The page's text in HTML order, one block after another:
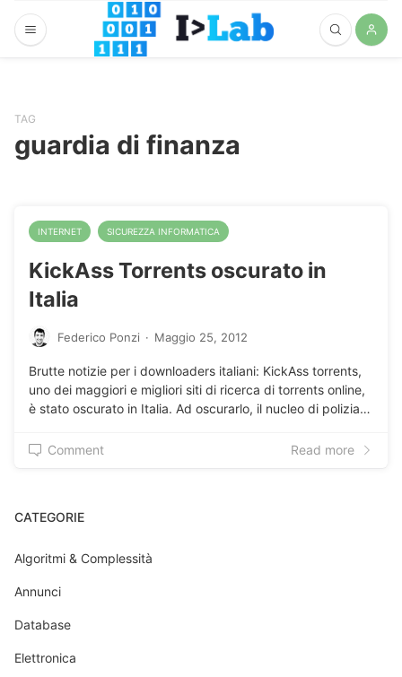
TAG
guardia di finanza
INTERNET SICUREZZA INFORMATICA
KickAss Torrents oscurato in
Italia
Federico Ponzi · Maggio 25, 2012
Brutte notizie per i downloaders italiani: KickAss torrents,
uno dei maggiori e migliori siti di ricerca di torrents online,
è stato oscurato in Italia. Ad oscurarlo, il nucleo di polizia…
Comment Read more
CATEGORIE
Algoritmi & Complessità
Annunci
Database
Elettronica